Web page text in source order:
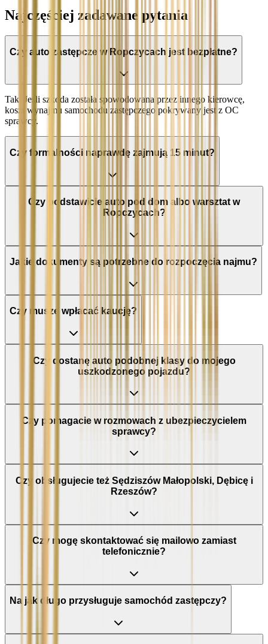
Najczęściej zadawane pytania
Czy auto zastępcze w Ropczycach jest bezpłatne?
Tak. Jeśli szkoda została spowodowana przez innego kierowcę,
koszt wynajmu samochodu zastępczego pokrywany jest z OC
sprawcy.
Czy formalności naprawdę zajmują 15 minut?
Czy podstawicie auto pod dom albo warsztat w
Ropczycach?
Jakie dokumenty są potrzebne do rozpoczęcia najmu?
Czy muszę wpłacać kaucję?
Czy dostanę auto podobnej klasy do mojego
uszkodzonego pojazdu?
Czy pomagacie w rozmowach z ubezpieczycielem
sprawcy?
Czy obsługujecie też Sędziszów Małopolski, Dębicę i
Rzeszów?
Czy mogę skontaktować się mailowo zamiast
telefonicznie?
Na jak długo przysługuje samochód zastępczy?